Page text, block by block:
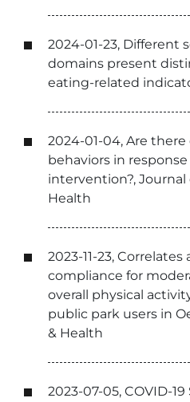
2024-01-23, Different
domains present
eating-related
2024-01-04, Are
behaviors in
intervention?,
Health
2023-11-23,
compliance for
overall physical
public park users in
& Health
2023-07-05, COVID-